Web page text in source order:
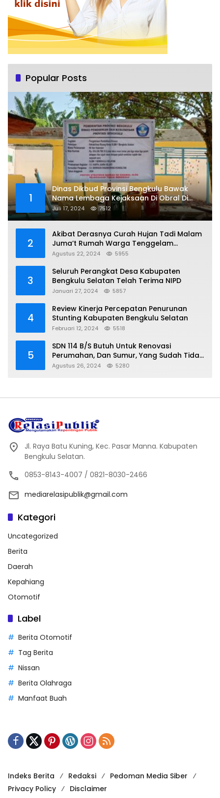
Popular Posts
1
Dinas Dikbud Provinsi Bengkulu Bawak
Nama Lembaga Kejaksaan Di Obral Di
Papan Nama Proyek, Ada Apa?
Juli 17, 2024 7512
2
Akibat Derasnya Curah Hujan Tadi Malam
Juma’t Rumah Warga Tenggelam
Mencapai Dua Miter
Agustus 22, 2024 5955
3
Seluruh Perangkat Desa Kabupaten
Januari 27, 2024 5857
4
Review Kinerja Percepatan Penurunan
Februari 12, 2024 5518
5
SDN 114 B/S Butuh Untuk Renovasi
Perumahan, Dan Sumur, Yang Sudah Tidak
Layak Lagi Di Gunakan
Agustus 26, 2024 5280
Jl. Raya Batu Kuning, Kec. Pasar Manna. Kabupaten
Bengkulu Selatan.
0853-8143-4007 / 0821-8030-2466
mediarelasipublik@gmail.com
Kategori
Uncategorized
Berita
Daerah
Kepahiang
Otomotif
Label
Berita Otomotif
Tag Berita
Nissan
Berita Olahraga
Manfaat Buah
Indeks Berita Redaksi
Pedoman Media Siber
Privacy Policy
Disclaimer